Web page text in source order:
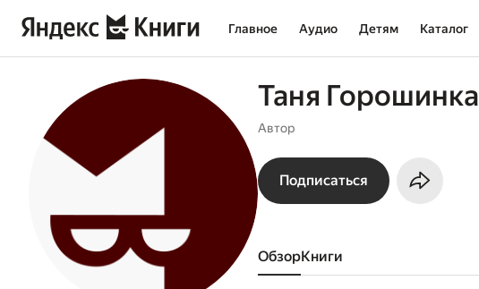
Главное Аудио Детям Каталог
Таня Горошинка
Автор
Подписаться
Обзор книги